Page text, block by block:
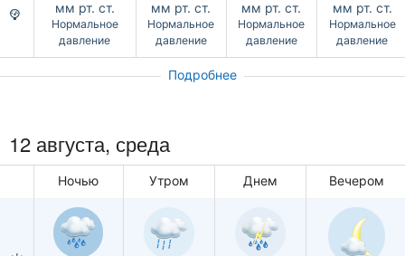
мм рт. ст.
Нормальное
давление
мм рт. ст.
Нормальное
давление
мм рт. ст.
Нормальное
давление
мм рт. ст.
Нормальное
давление
Подробнее
12 августа, среда
Ночью Утром Днем Вечером